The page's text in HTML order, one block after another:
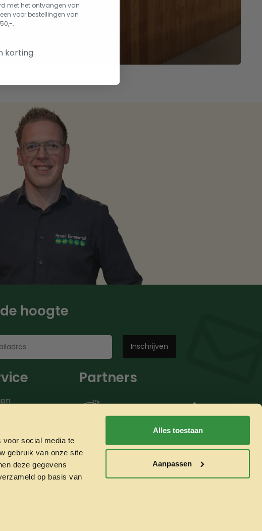
voor social media te
gebruik van onze site
deze gegevens
op basis van
Alles toestaan
Aanpassen
hoogte
Partners
met het ontvangen van
voor bestellingen van
.
korting